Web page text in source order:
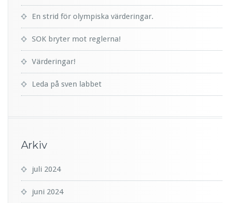
En strid för olympiska värderingar.
SOK bryter mot reglerna!
Värderingar!
Leda på sven labbet
Arkiv
juli 2024
juni 2024